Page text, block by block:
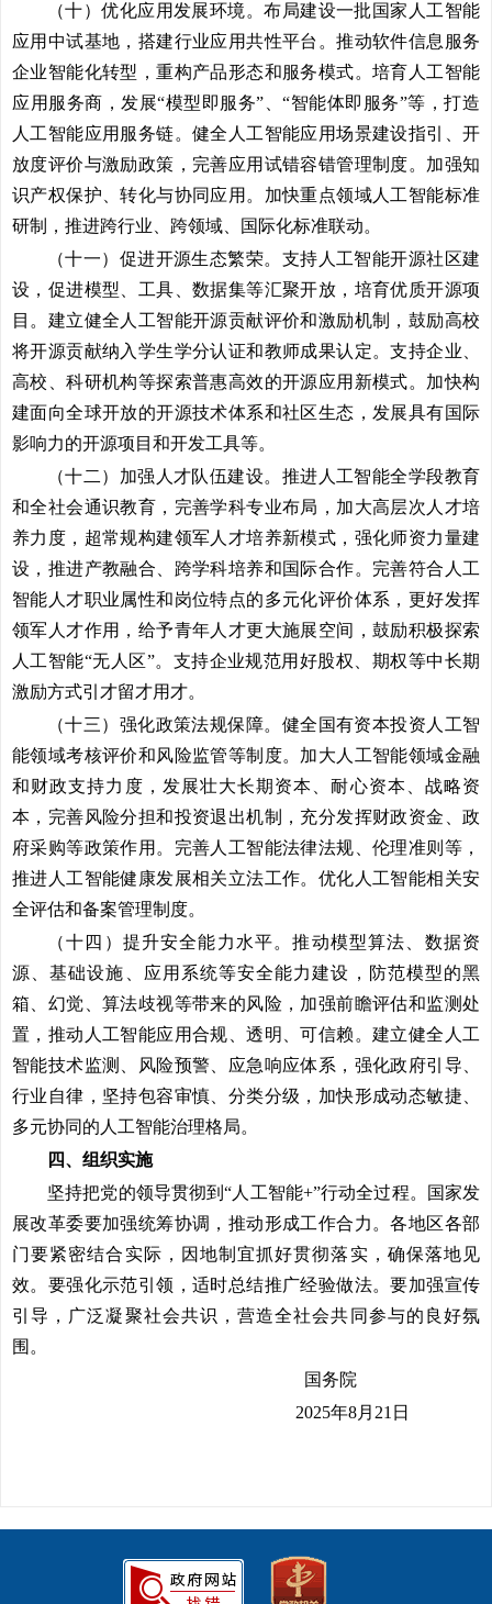
（十）优化应用发展环境。布局建设一批国家人工智能
应用中试基地，搭建行业应用共性平台。推动软件信息服务
企业智能化转型，重构产品形态和服务模式。培育人工智能
应用服务商，发展“模型即服务”、“智能体即服务”等，打造
人工智能应用服务链。健全人工智能应用场景建设指引、开
放度评价与激励政策，完善应用试错容错管理制度。加强知
识产权保护、转化与协同应用。加快重点领域人工智能标准
研制，推进跨行业、跨领域、国际化标准联动。
（十一）促进开源生态繁荣。 支持人工智能开源社区建
设，促进模型、工具、数据集等汇聚开放，培育优质开源项
目。建立健全人工智能开源贡献评价和激励机制，鼓励高校
将开源贡献纳入学生学分认证和教师成果认定。支持企业、
高校、科研机构等探索普惠高效的开源应用新模式。加快构
建面向全球开放的开源技术体系和社区生态，发展具有国际
影响力的开源项目和开发工具等。
（十二）加强人才队伍建设。 推进人工智能全学段教育
和全社会通识教育，完善学科专业布局，加大高层次人才培
养力度，超常规构建领军人才培养新模式，强化师资力量建
设，推进产教融合、跨学科培养和国际合作。完善符合人工
智能人才职业属性和岗位特点的多元化评价体系，更好发挥
领军人才作用，给予青年人才更大施展空间，鼓励积极探索
人工智能“无人区”。支持企业规范用好股权、期权等中长期
激励方式引才留才用才。
（十三）强化政策法规保障。 健全国有资本投资人工智
能领域考核评价和风险监管等制度。加大人工智能领域金融
和财政支持力度，发展壮大长期资本、耐心资本、战略资
本，完善风险分担和投资退出机制，充分发挥财政资金、政
府采购等政策作用。完善人工智能法律法规、伦理准则等，
推进人工智能健康发展相关立法工作。优化人工智能相关安
全评估和备案管理制度。
（十四）提升安全能力水平。推动模型算法、数据资
源、基础设施、应用系统等安全能力建设，防范模型的黑
箱、幻觉、算法歧视等带来的风险，加强前瞻评估和监测处
置，推动人工智能应用合规、透明、可信赖。建立健全人工
智能技术监测、风险预警、应急响应体系，强化政府引导、
行业自律，坚持包容审慎、分类分级，加快形成动态敏捷、
多元协同的人工智能治理格局。
四、组织实施
坚持把党的领导贯彻到“人工智能+”行动全过程。国家发
展改革委要加强统筹协调，推动形成工作合力。各地区各部
门要紧密结合实际，因地制宜抓好贯彻落实，确保落地见
效。要强化示范引领，适时总结推广经验做法。要加强宣传
引导，广泛凝聚社会共识，营造全社会共同参与的良好氛
围。
国务院
2025年8月21日